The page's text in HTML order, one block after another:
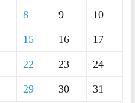
8 9 10
15 16 17
22 23 24
29 30 31